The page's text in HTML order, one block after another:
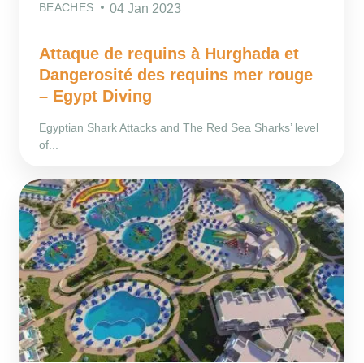
BEACHES 04 Jan 2023
Attaque de requins à Hurghada et
Dangerosité des requins mer rouge
– Egypt Diving
Egyptian Shark Attacks and The Red Sea Sharks’ level
of...